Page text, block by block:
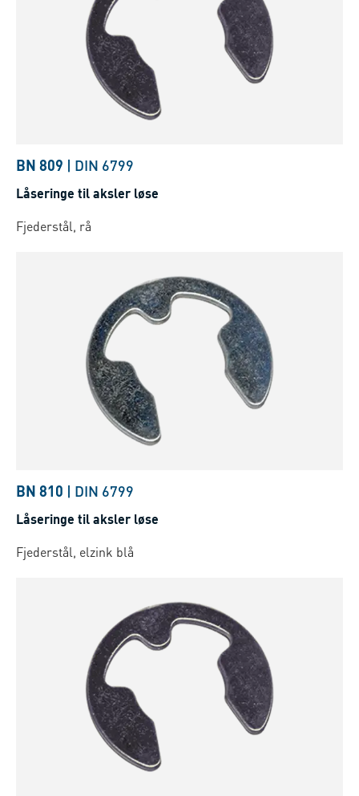
BN 809 | DIN 6799
Låseringe til aksler løse
Fjederstål, rå
BN 810 | DIN 6799
Låseringe til aksler løse
Fjederstål, elzink blå